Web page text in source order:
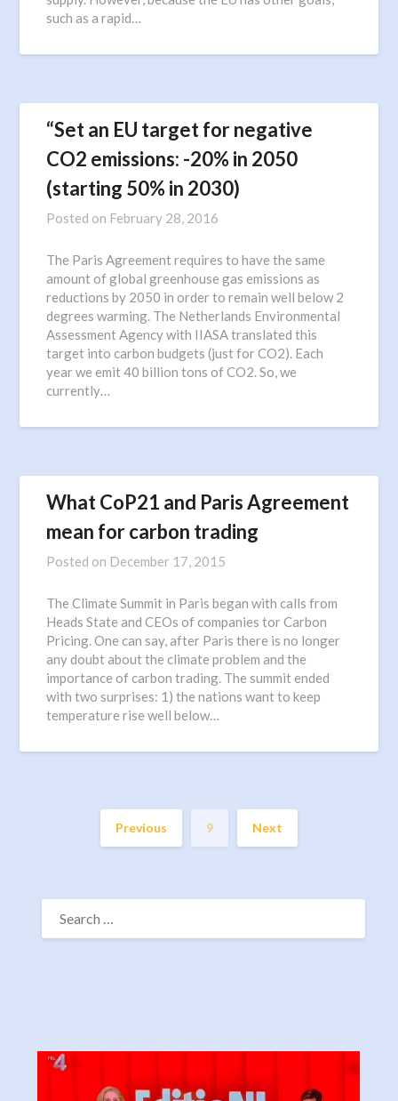
such as a rapid…
“Set an EU target for negative
CO2 emissions: -20% in 2050
(starting 50% in 2030)
Posted on February 28, 2016
The Paris Agreement requires to have the same
amount of global greenhouse gas emissions as
reductions by 2050 in order to remain well below 2
degrees warming. The Netherlands Environmental
Assessment Agency with IIASA translated this
target into carbon budgets (just for CO2). Each
year we emit 40 billion tons of CO2. So, we
currently…
What CoP21 and Paris Agreement
mean for carbon trading
Posted on December 17, 2015
The Climate Summit in Paris began with calls from
Heads State and CEOs of companies tor Carbon
Pricing. One can say, after Paris there is no longer
any doubt about the climate problem and the
importance of carbon trading. The summit ended
with two surprises: 1) the nations want to keep
temperature rise well below…
Previous 9 Next
SEARCH
FOR: